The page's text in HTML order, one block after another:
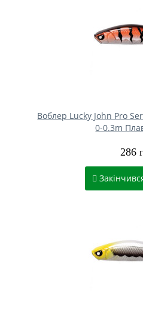
Воблер Lucky John Pro
0-0.3m
286